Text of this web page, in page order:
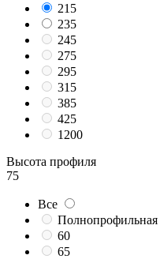
215
235
245
275
295
315
385
425
1200
Высота профиля
75
Все
Полнопрофильная
60
65